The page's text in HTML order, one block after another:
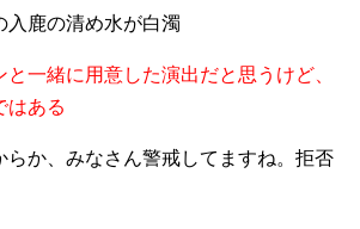
入鹿の清め水が白濁
一緒に用意した演出だと思うけど、
はある
らか、みなさん警戒してますね。拒否